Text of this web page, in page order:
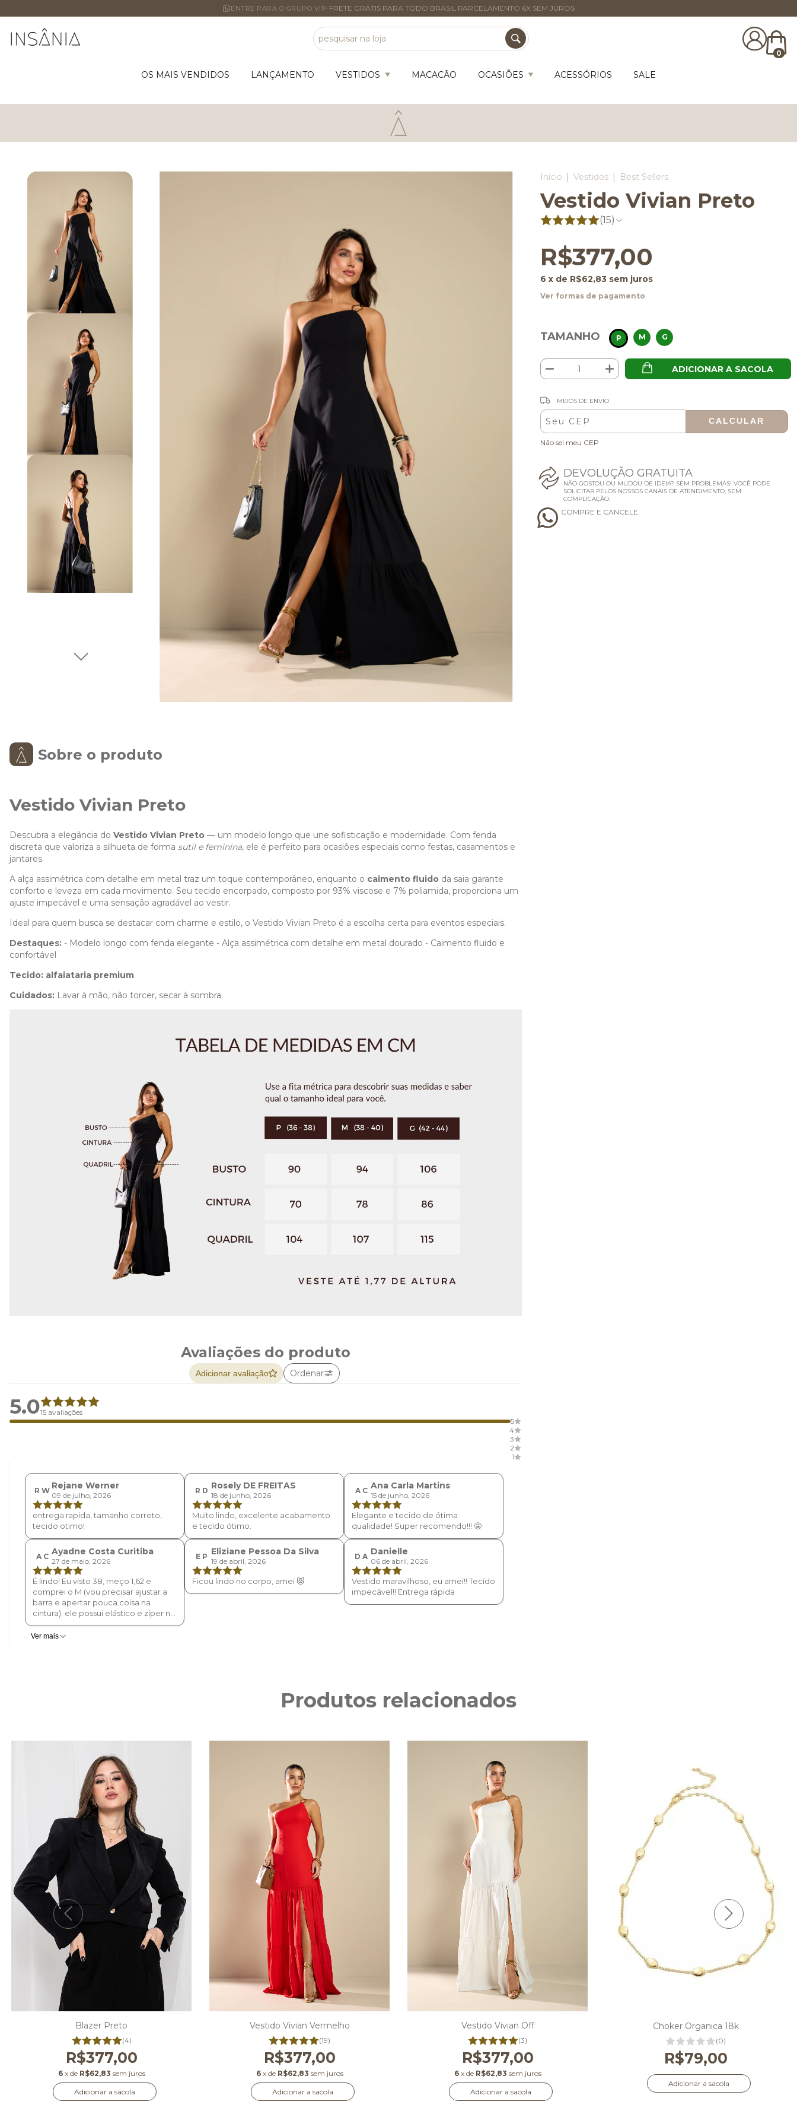
ENTRE PARA O GRUPO VIP-FRETE GRÁTIS PARA TODO BRASIL PARCELAMENTO 6X SEM JUROS
0
OS MAIS VENDIDOS LANÇAMENTO VESTIDOS MACACÃO OCASIÕES ACESSÓRIOS SALE
Sobre o produto
Vestido Vivian Preto
Descubra a elegância do Vestido Vivian Preto — um modelo longo que une sofisticação e modernidade. Com fenda
discreta que valoriza a silhueta de forma sutil e feminina, ele é perfeito para ocasiões especiais como festas, casamentos e
jantares.
A alça assimétrica com detalhe em metal traz um toque contemporâneo, enquanto o caimento fluido da saia garante
conforto e leveza em cada movimento. Seu tecido encorpado, composto por 93% viscose e 7% poliamida, proporciona um
ajuste impecável e uma sensação agradável ao vestir.
Ideal para quem busca se destacar com charme e estilo, o Vestido Vivian Preto é a escolha certa para eventos especiais.
Destaques: - Modelo longo com fenda elegante - Alça assimétrica com detalhe em metal dourado - Caimento fluido e
confortável
Tecido: alfaiataria premium
Cuidados: Lavar à mão, não torcer, secar à sombra.
Avaliações do produto
Adicionar avaliação Ordenar
5.015 avaliações
5
4
3
2
1
R W Rejane Werner
09 de julho, 2026
entrega rapida, tamanho correto,
tecido otimo!
A C Ayadne Costa Curitiba
27 de maio, 2026
É lindo! Eu visto 38, meço 1,62 e
comprei o M (vou precisar ajustar a
barra e apertar pouca coisa na
cintura). ele possui elástico e zíper na
parte de trás. A entrega foi feita
muito antes do prazo. Amei a
R D Rosely DE FREITAS
18 de junho, 2026
Muito lindo, excelente acabamento
e tecido ótimo.
E P Eliziane Pessoa Da Silva
19 de abril, 2026
Ficou lindo no corpo, amei 😻
A C Ana Carla Martins
15 de junho, 2026
Elegante e tecido de ótima
qualidade! Super recomendo!!! 🤩
D A Danielle
06 de abril, 2026
Vestido maravilhoso, eu amei!! Tecido
impecável!! Entrega rápida
Ver mais
Início | Vestidos | Best Sellers
Vestido Vivian Preto
(15)
R$377,00
6 x de R$62,83 sem juros
Ver formas de pagamento
TAMANHO P M G
ADICIONAR A SACOLA
Entregas para o CEP:
MEIOS DE ENVIO
CALCULAR
Não sei meu CEP
DEVOLUÇÃO GRATUITA
NÃO GOSTOU OU MUDOU DE IDEIA? SEM PROBLEMAS! VOCÊ PODE
SOLICITAR PELOS NOSSOS CANAIS DE ATENDIMENTO, SEM
COMPLICAÇÃO.
COMPRE E CANCEL E
Produtos relacionados
Blazer Preto
(4)
R$377,00
6 x de R$62,83 sem juros
Adicionar a sacola
Vestido Vivian Vermelho
(19)
R$377,00
6 x de R$62,83 sem juros
Adicionar a sacola
Vestido Vivian Off
(3)
R$377,00
6 x de R$62,83 sem juros
Adicionar a sacola
Choker Organica 18k
(0)
R$79,00
Adicionar a sacola